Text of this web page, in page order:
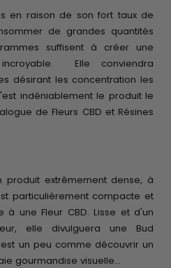
en raison de son fort taux de
de grandes quantités
suffisent à créer une
Elle conviendra
désirant les concentration les
indéniablement le produit le
de Fleurs CBD et Résines
produit extrêmement dense, à
particulièrement compacte et
une Fleur CBD. Lisse et d'un
elle divulguera une Bud
un peu comme découvrir un
gourmandise visuelle...